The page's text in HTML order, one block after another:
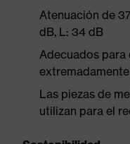
Atenuación de
dB, L: 34 dB
Adecuados para
Las piezas de
utilizan para el